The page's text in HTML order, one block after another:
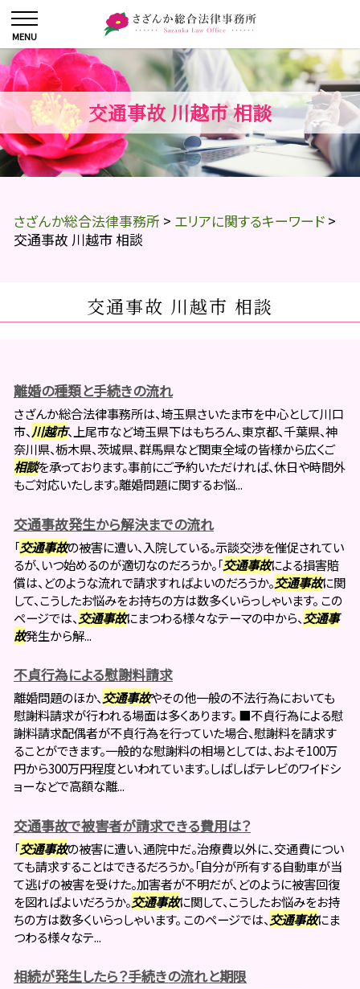
交通事故 川越市 相談
さざんか総合法律事務所 > エリアに関するキーワード >
交通事故 川越市 相談
交通事故 川越市 相談
離婚の種類と手続きの流れ
さざんか総合法律事務所は、埼玉県さいたま市を中心として川口
市、川越市、上尾市など埼玉県下はもちろん、東京都、千葉県、神
奈川県、栃木県、茨城県、群馬県など関東全域の皆様から広くご
相談を承っております。事前にご予約いただければ、休日や時間外
もご対応いたします。離婚問題に関するお悩...
交通事故発生から解決までの流れ
「交通事故の被害に遭い、入院している。示談交渉を催促されてい
るが、いつ始めるのが適切なのだろうか。「交通事故による損害賠
償は、どのような流れで請求すればよいのだろうか。交通事故に関
して、こうしたお悩みをお持ちの方は数多くいらっしゃいます。 この
ページでは、 交通事故にまつわる様々なテーマの中から、 交通事
故発生から解...
不貞行為による慰謝料請求
離婚問題のほか、 交通事故やその他一般の不法行為においても
慰謝料請求が行われる場面は多くあります。 ■不貞行為による慰
謝料請求配偶者が不貞行為を行っていた場合、慰謝料を請求す
ることができます。一般的な慰謝料の相場としては、およそ100万
円から300万円程度といわれています。しばしばテレビのワイドシ
ョーなどで高額な離...
交通事故で被害者が請求できる費用は？
「交通事故の被害に遭い、通院中だ。治療費以外に、交通費につい
ても請求することはできるだろうか。「自分が所有する自動車が当
て逃げの被害を受けた。加害者が不明だが、どのように被害回復
を図ればよいだろうか。交通事故に関して、こうしたお悩みをお持
ちの方は数多くいらっしゃいます。 このページでは、 交通事故にま
つわる様々なテ...
相続が発生したら？手続きの流れと期限